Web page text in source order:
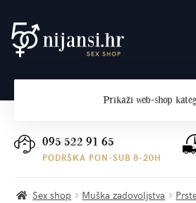
Preskoči
na
Skoči
do
Plaćanje i dostava
Prikaži web-shop
095 522 91 65
PODRŠKA PON-SUB 8-20H
Sex shop Muška zadovoljstva